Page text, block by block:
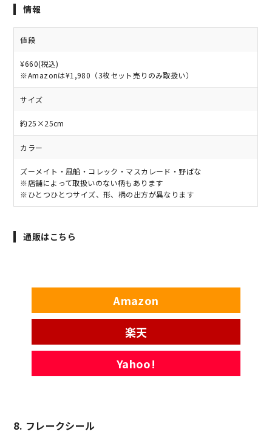
情報
値段
¥660(税込)
※Amazonは¥1,980（3枚セット売りのみ取扱い）
サイズ
約25×25cm
カラー
ズーメイト・風船・コレック・マスカレード・野ばな
※店舗によって取扱いのない柄もあります
※ひとつひとつサイズ、形、柄の出方が異なります
通販はこちら
Amazon
楽天
Yahoo!
8. フレークシール